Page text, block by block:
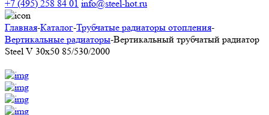
+7 (495) 258 84 01 info@steel-hot.ru
Главная-Каталог-Трубчатые радиаторы отопления-
Вертикальные радиаторы-Вертикальный трубчатый радиатор
Steel V 30х50 85/530/2000